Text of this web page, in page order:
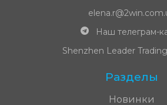
Наш телеграм-
Shenzhen Leader
Разделы
Новинки